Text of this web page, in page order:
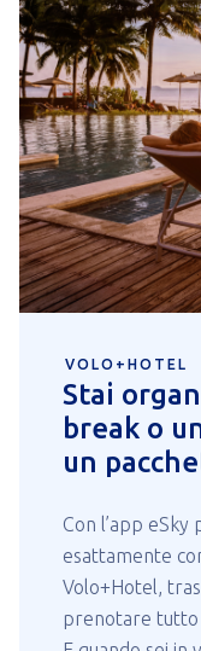
VOLO+HOTEL
Stai
break o
un
Con l’app
esattamente
Volo+Hotel,
prenotare tutto